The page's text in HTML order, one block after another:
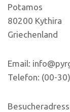
Potamos
80200 Kythira
Griechenland
Email:
Telefon: (00-